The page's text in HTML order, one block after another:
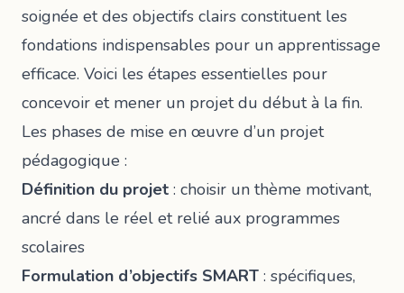
soignée et des objectifs clairs constituent les
fondations indispensables pour un apprentissage
efficace. Voici les étapes essentielles pour
concevoir et mener un projet du début à la fin.
Les phases de mise en œuvre d’un projet
pédagogique :
Définition du projet : choisir un thème motivant,
ancré dans le réel et relié aux programmes
scolaires
Formulation d’objectifs SMART : spécifiques,